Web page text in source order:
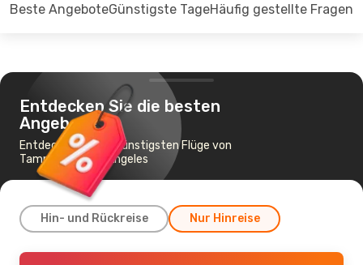
Beste AngeboteGünstigste TageHäufig gestellte Fragen
Entdecken Sie die besten
Angebote
Entdecken Sie die günstigsten Flüge von
Tampa nach Los Angeles
Hin- und Rückreise Nur Hinreise